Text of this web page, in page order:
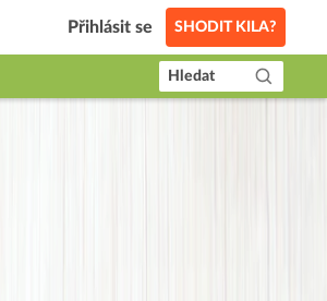
Přihlásit se SHODIT KILA?
Hledat